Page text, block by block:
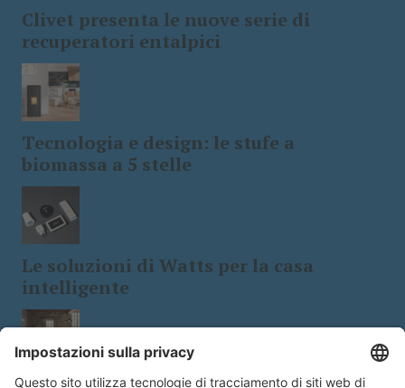
Clivet presenta le nuove serie di
recuperatori entalpici
Tecnologia e design: le stufe a
biomassa a 5 stelle
Le soluzioni di Watts per la casa
intelligente